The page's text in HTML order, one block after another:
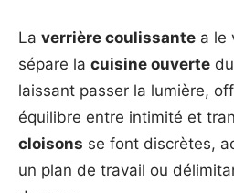
La verrière coulissante a le
sépare la cuisine ouverte
laissant passer la lumière,
équilibre entre intimité et
cloisons se font discrètes,
un plan de travail ou